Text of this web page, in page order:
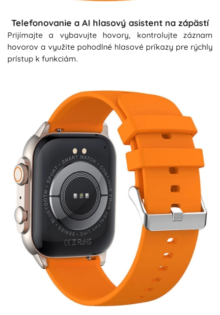
Telefonovanie a AI hlasový asistent na zápästí
Prijímajte a vybavujte hovory, kontrolujte záznam
hovorov a využite pohodlné hlasové príkazy pre rýchly
prístup k funkciám.